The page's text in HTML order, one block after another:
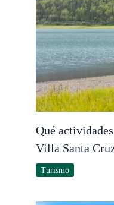
Qué
Villa Santa
Turismo